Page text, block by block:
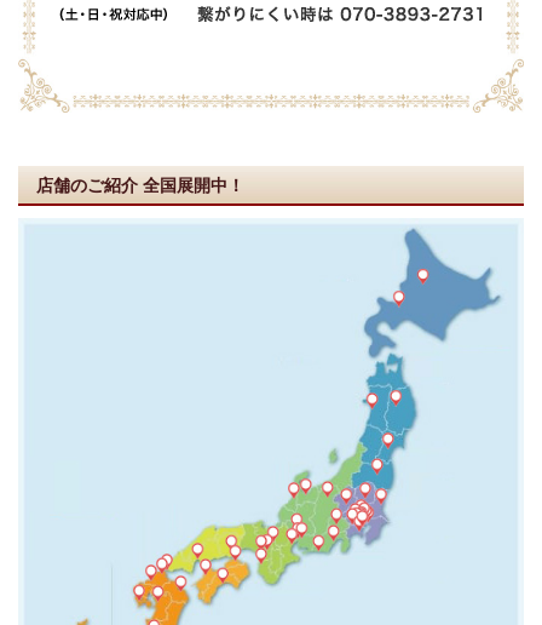
店舗のご紹介 全国展開中！